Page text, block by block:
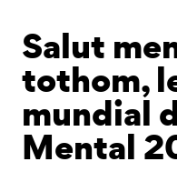
Salut
tothom,
mundial
Mental